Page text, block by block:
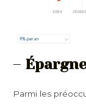
–
Parmi les